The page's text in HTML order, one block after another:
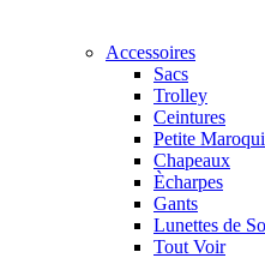
Accessoires
Sacs
Trolley
Ceintures
Petite
Chapeaux
Ècharpes
Gants
Lunettes de
Tout Voir